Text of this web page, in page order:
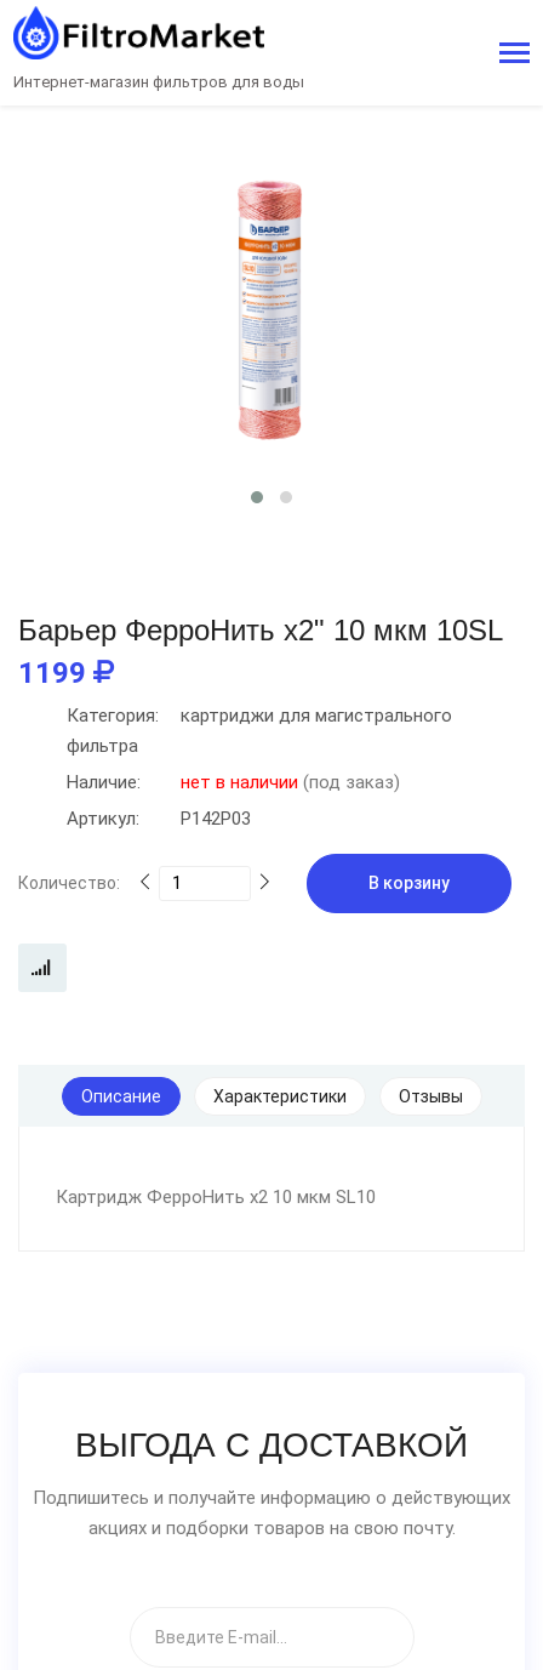
Интернет-магазин фильтров для воды
Барьер ФерроНить х2" 10 мкм 10SL
1199
Категория:
картриджи для магистрального
фильтра
Наличие:
нет в наличии (под заказ)
Артикул:
Р142Р03
Количество: В корзину
Описание Характеристики Отзывы
Картридж ФерроНить х2 10 мкм SL10
ВЫГОДА С ДОСТАВКОЙ
Подпишитесь и получайте информацию о действующих
акциях и подборки товаров на свою почту.